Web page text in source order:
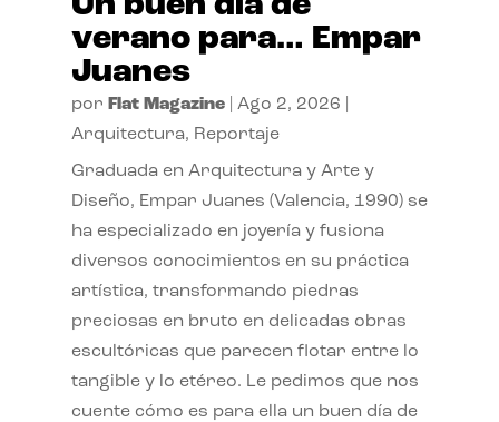
verano para… Empar
Juanes
por Flat Magazine| Ago 2, 2026
Arquitectura, Reportaje
Graduada en Arquitectura y Arte y
Diseño, Empar Juanes (Valencia, 1990) se
ha especializado en joyería y fusiona
diversos conocimientos en su práctica
artística, transformando piedras
preciosas en bruto en delicadas obras
escultóricas que parecen flotar entre lo
tangible y lo etéreo. Le pedimos que nos
cuente cómo es para ella un buen día de